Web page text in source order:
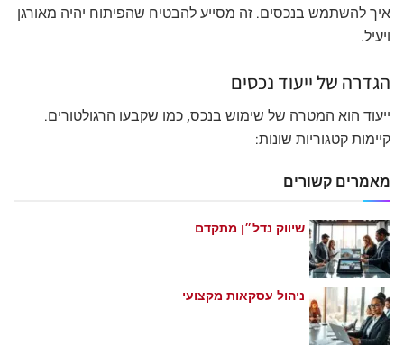
איך להשתמש בנכסים. זה מסייע להבטיח שהפיתוח יהיה מאורגן
ויעיל.
הגדרה של ייעוד נכסים
ייעוד הוא המטרה של שימוש בנכס, כמו שקבעו הרגולטורים.
קיימות קטגוריות שונות:
מאמרים קשורים
שיווק נדל״ן מתקדם
ניהול עסקאות מקצועי